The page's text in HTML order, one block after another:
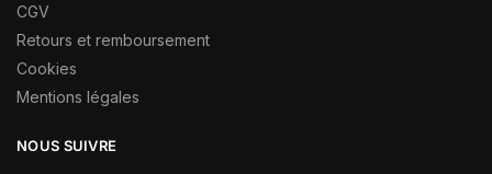
CGV
Retours et remboursement
Cookies
Mentions légales
NOUS SUIVRE